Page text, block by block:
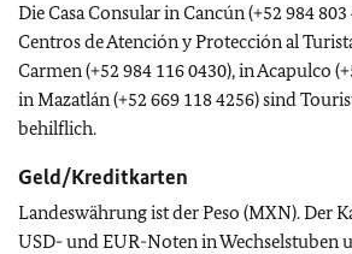
Die Casa Consular in Cancún (+52 984
Centros de Atención y Protección al
Carmen (+52 984 116 0430), in Acapulco
in Mazatlán (+52 669 118 4256) sind
behilflich.
Geld/Kreditkarten
Landeswährung ist der Peso (MXN). Der
USD- und EUR-Noten in Wechselstuben